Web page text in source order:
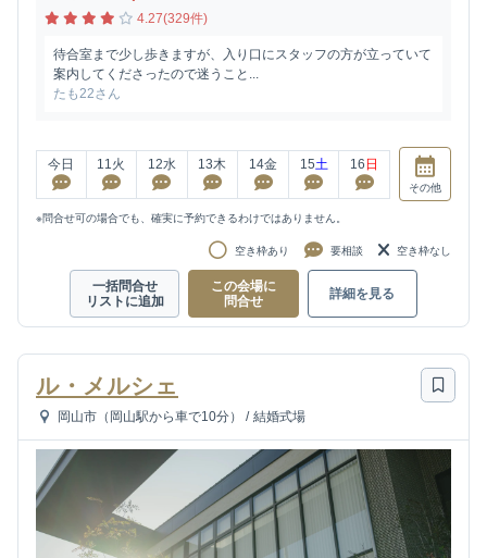
4.27(329件)
待合室まで少し歩きますが、入り口にスタッフの方が立っていて
案内してくださったので迷うこと...
たも22さん
今日 11 火 12水 13木 14金 15土 16 日
その他
※問合せ可の場合でも、確実に予約できるわけではありません。
空き枠あり 要相談 空き枠なし
一括問合せ
リストに追加
この会場に
問合せ
詳細を見る
ル・メルシェ
岡山市（岡山駅から車で10分） / 結婚式場